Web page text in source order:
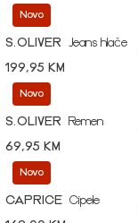
Novo
S.OLIVER
Jeans hlače
199,95 KM
Novo
S.OLIVER
Remen
69,95 KM
Novo
CAPRICE Cipele